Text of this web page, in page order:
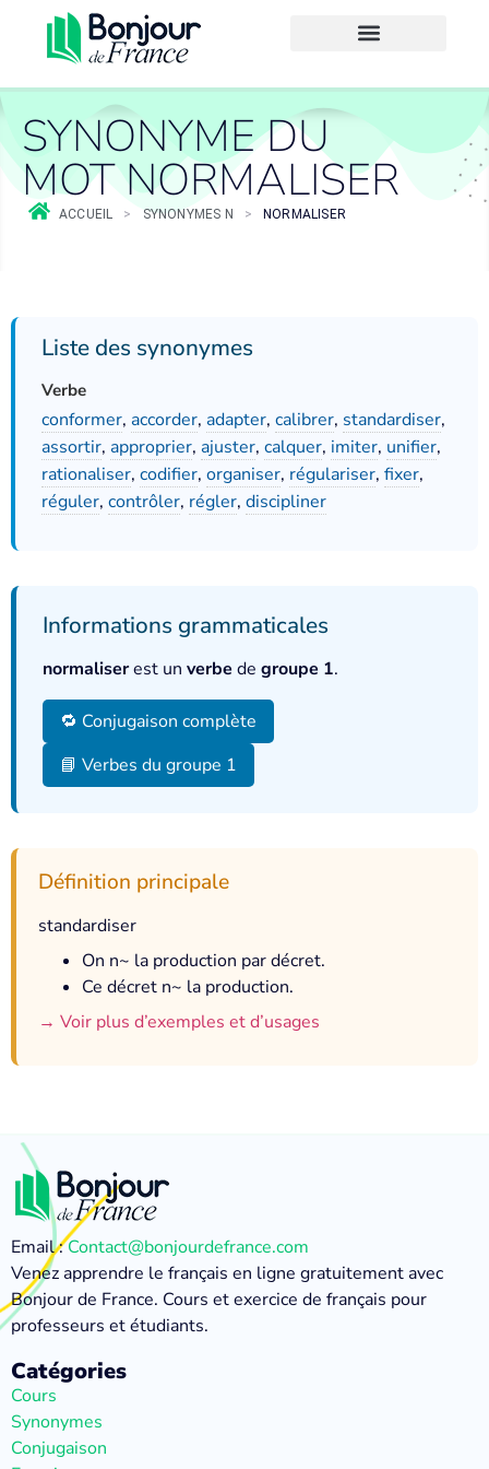
SYNONYME DU
MOT NORMALISER
ACCUEIL > SYNONYMES N > NORMALISER
Liste des synonymes
Verbe
conformer, accorder, adapter, calibrer, standardiser,
assortir, approprier, ajuster, calquer, imiter, unifier,
rationaliser, codifier, organiser, régulariser, fixer,
réguler, contrôler, régler, discipliner
Informations grammaticales
normaliserest un verbe de groupe 1.
🔁 Conjugaison complète
📘 Verbes du groupe 1
Définition principale
standardiser
On n~ la production par décret.
Ce décret n~ la production.
→ Voir plus d’exemples et d’usages
Email :Contact@bonjourdefrance.com
Venez apprendre le français en ligne gratuitement avec
Bonjour de France. Cours et exercice de français pour
professeurs et étudiants.
Catégories
Cours
Synonymes
Conjugaison